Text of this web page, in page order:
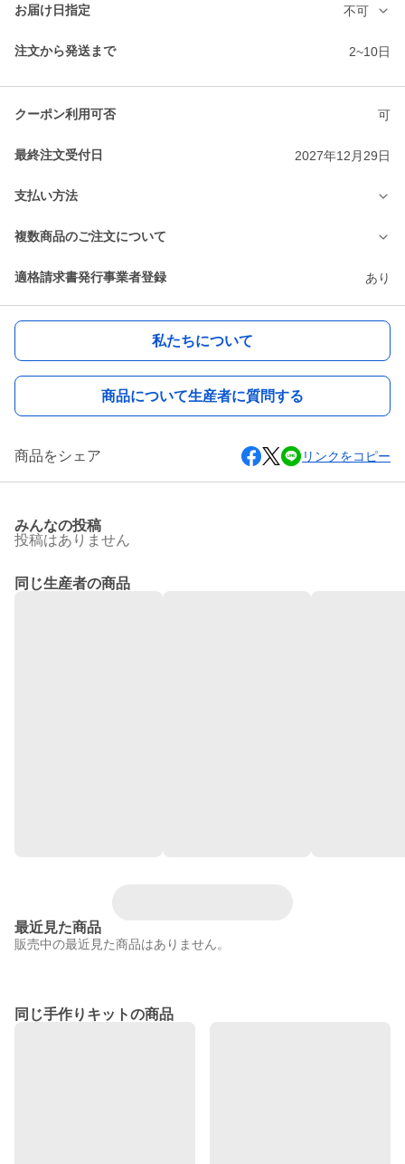
お届け日指定 不可
注文から発送まで 2~10日
クーポン利用可否 可
最終注文受付日 2027年12月29日
支払い方法
複数商品のご注文について
適格請求書発行事業者登録 あり
私たちについて
商品について生産者に質問する
商品をシェア リンクをコピー
みんなの投稿
投稿はありません
同じ生産者の商品
最近見た商品
販売中の最近見た商品はありません。
同じ手作りキットの商品